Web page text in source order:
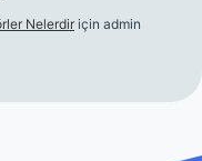
Nelerdir için admin